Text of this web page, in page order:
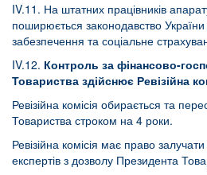
IV.11. На штатних працівників
поширюється законодавство
забезпечення та соціальне
IV.12. Контроль за фінансово-
Товариства здійснює Ревізійна
Ревізійна комісія обирається та
Товариства строком на 4 роки.
Ревізійна комісія має право
експертів з дозволу Президента